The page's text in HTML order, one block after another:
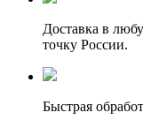
Доставка в
точку России.
Быстрая